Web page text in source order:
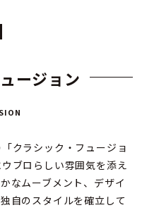
ージョン
クラシック・フュージョ
ブロらしい雰囲気を添え
なムーブメント、デザイ
自のスタイルを確立して